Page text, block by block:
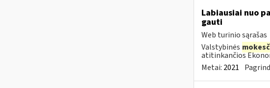
Labiausiai nuo
gauti
Web turinio sąrašas
Valstybinės
atitinkančios
Metai: 2021